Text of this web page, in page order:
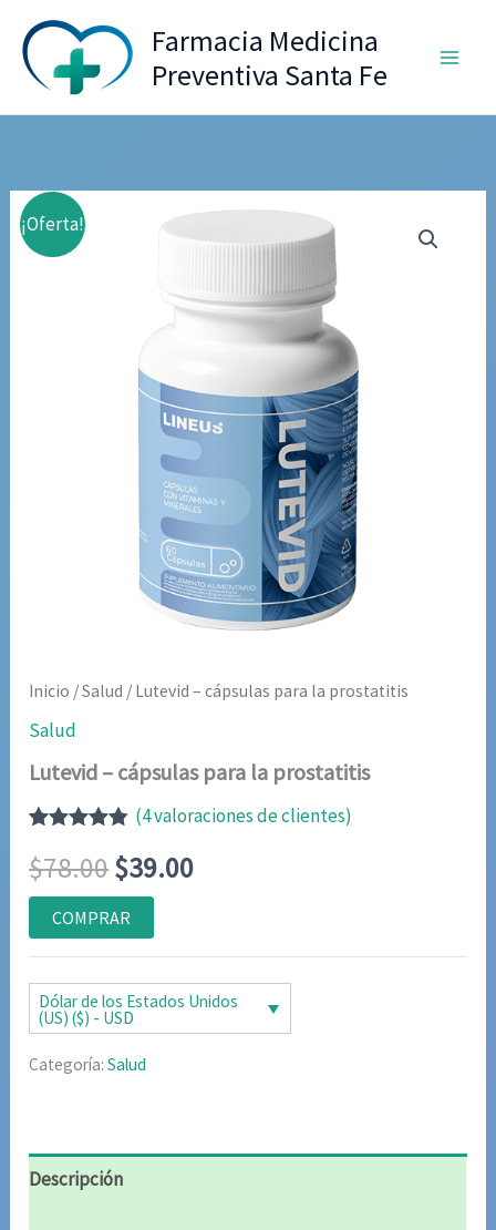
contenido
Farmacia Medicina
Preventiva Santa Fe
¡Oferta!
Inicio /Salud / Lutevid – cápsulas para la prostatitis
Salud
Lutevid – cápsulas para la prostatitis
con4.75de
5 en base
a
valoraciones
de clientes
(4valoraciones de clientes)
$78.00El
precio
original
era:
$78.00.
$39.00El
actual
es:
COMPRAR
Dólar de los Estados Unidos
(US) ($) - USD
Categoría:Salud
Descripción